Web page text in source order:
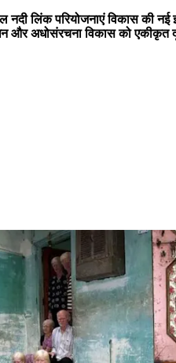
लिंक परियोजनाएं विकास की नई
अधोसंरचना विकास को एकीकृत